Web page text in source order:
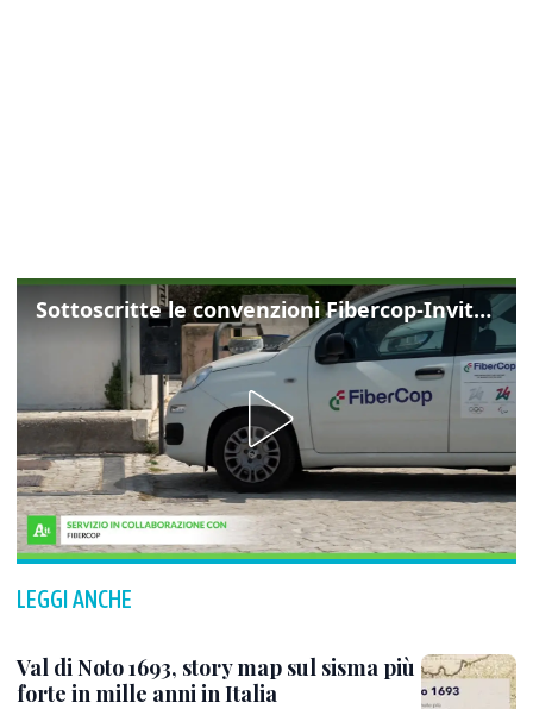
Sottoscritte le convenzioni Fibercop-Invitalia, fibra ottica per 477 mila civici
LEGGI ANCHE
Val di Noto 1693, story map sul sisma più
forte in mille anni in Italia